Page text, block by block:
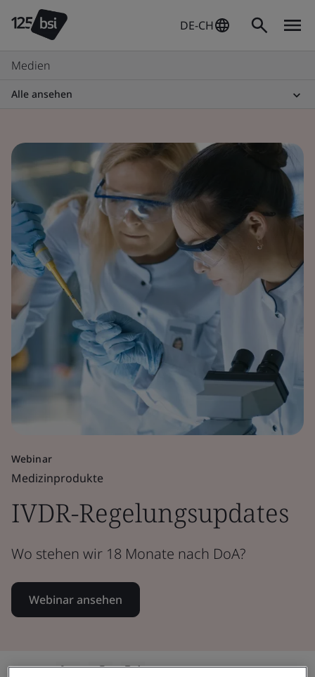
DE-CH
Medien
Alle ansehen
Webinar
Medizinprodukte
IVDR-Regelungsupdates
Wo stehen wir 18 Monate nach DoA?
Webinar ansehen